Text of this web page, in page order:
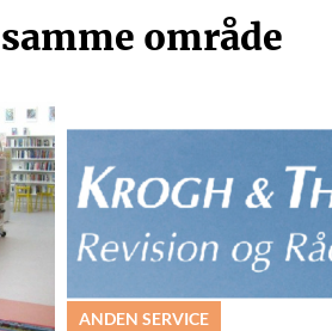
område
ANDEN SERVICE